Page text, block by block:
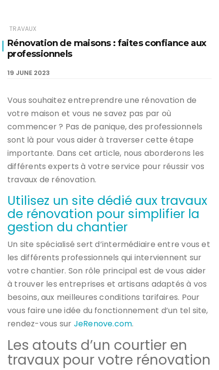
TRAVAUX
Rénovation de maisons : faites confiance aux
professionnels
19 JUNE 2023
Vous souhaitez entreprendre une rénovation de
votre maison et vous ne savez pas par où
commencer ? Pas de panique, des professionnels
sont là pour vous aider à traverser cette étape
importante. Dans cet article, nous aborderons les
différents experts à votre service pour réussir vos
travaux de rénovation.
Utilisez un site dédié aux travaux
de rénovation pour simplifier la
gestion du chantier
Un site spécialisé sert d’intermédiaire entre vous et
les différents professionnels qui interviennent sur
votre chantier. Son rôle principal est de vous aider
à trouver les entreprises et artisans adaptés à vos
besoins, aux meilleures conditions tarifaires. Pour
vous faire une idée du fonctionnement d’un tel site,
rendez-vous sur JeRenove.com.
Les atouts d’un courtier en
travaux pour votre rénovation